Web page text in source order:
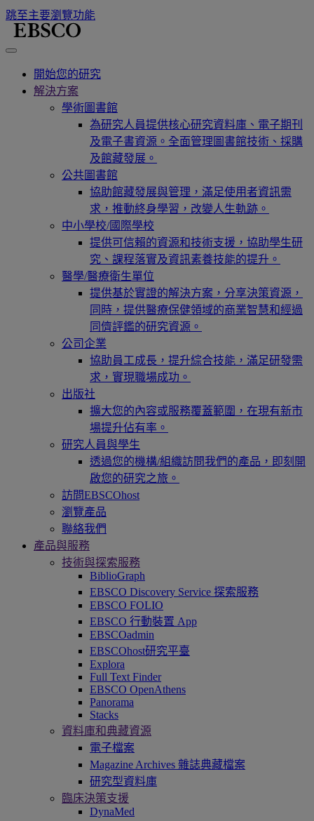
跳至主要瀏覽功能
開始您的研究
解決方案
學術圖書館
為研究人員提供核心研究資料庫、電子期刊
及電子書資源。全面管理圖書館技術、採購
及館藏發展。
公共圖書館
協助館藏發展與管理，滿足使用者資訊需
求，推動終身學習，改變人生軌跡。
中小學校/國際學校
提供可信賴的資源和技術支援，協助學生研
究、課程落實及資訊素養技能的提升。
醫學/醫療衛生單位
提供基於實證的解決方案，分享決策資源，
同時，提供醫療保健領域的商業智慧和經過
同儕評鑑的研究資源。
公司企業
協助員工成長，提升綜合技能，滿足研發需
求，實現職場成功。
出版社
擴大您的內容或服務覆蓋範圍，在現有新市
場提升佔有率。
研究人員與學生
透過您的機構/組織訪問我們的產品，即刻開
啟您的研究之旅。
訪問EBSCOhost
瀏覽產品
聯絡我們
產品與服務
技術與探索服務
BiblioGraph
EBSCO Discovery Service 探索服務
EBSCO FOLIO
EBSCO 行動裝置 App
EBSCOadmin
EBSCOhost研究平臺
Explora
Full Text Finder
EBSCO OpenAthens
Panorama
Stacks
資料庫和典藏資源
電子檔案
Magazine Archives 雜誌典藏檔案
研究型資料庫
臨床決策支援
DynaMed